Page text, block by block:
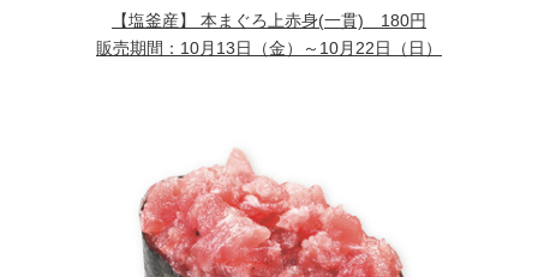
【塩釜産】 本まぐろ上赤身(一貫) 180円
販売期間： 10月13日（金）～10月22日（日）